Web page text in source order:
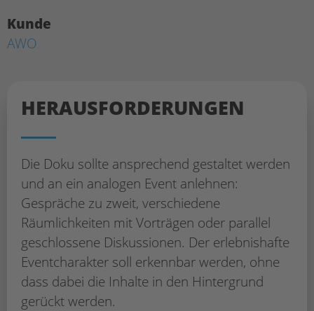
Kunde
AWO
HERAUS­FORDERUNGEN
Die Doku sollte ansprechend gestaltet werden
und an ein analogen Event anlehnen:
Gespräche zu zweit, verschiedene
Räumlichkeiten mit Vorträgen oder parallel
geschlossene Diskussionen. Der erlebnishafte
Eventcharakter soll erkennbar werden, ohne
dass dabei die Inhalte in den Hintergrund
gerückt werden.